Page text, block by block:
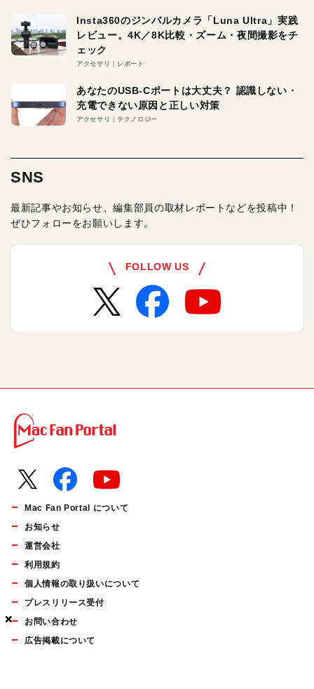
×
×
×
Insta360のジンバルカメラ「Luna Ultra」実践
レビュー。4K／8K比較・ズーム・夜間撮影をチ
ェック
アクセサリ レポート
あなたのUSB-Cポートは大丈夫？ 認識しない・
充電できない原因と正しい対策
アクセサリ テクノロジー
SNS
最新記事やお知らせ、編集部員の取材レポートなどを投稿中！
ぜひフォローをお願いします。
FOLLOW US
Mac Fan Portal について
お知らせ
運営会社
利用規約
個人情報の取り扱いについて
プレスリリース受付
お問い合わせ
広告掲載について